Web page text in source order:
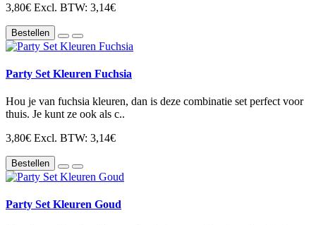
3,80€ Excl. BTW: 3,14€
Bestellen
Party Set Kleuren Fuchsia
Hou je van fuchsia kleuren, dan is deze combinatie set perfect voor
thuis. Je kunt ze ook als c..
3,80€ Excl. BTW: 3,14€
Bestellen
Party Set Kleuren Goud